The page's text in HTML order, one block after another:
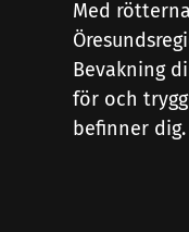
Med
Bevakning
för och
befinner dig.